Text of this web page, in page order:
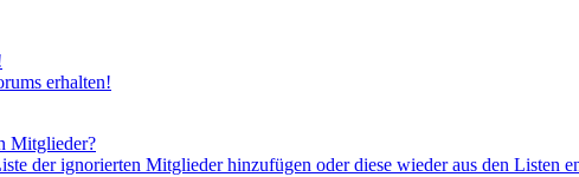
erhalten!
Mitglieder?
der ignorierten Mitglieder hinzufügen oder diese wieder aus den Listen